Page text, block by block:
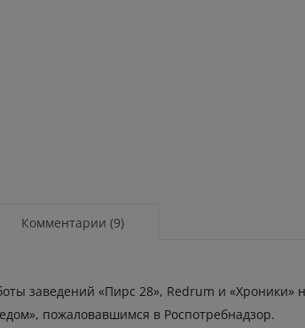
Комментарии (9)
заведений «Пирс 28», Redrum и
пожаловавшимся в Роспотребнадзор.